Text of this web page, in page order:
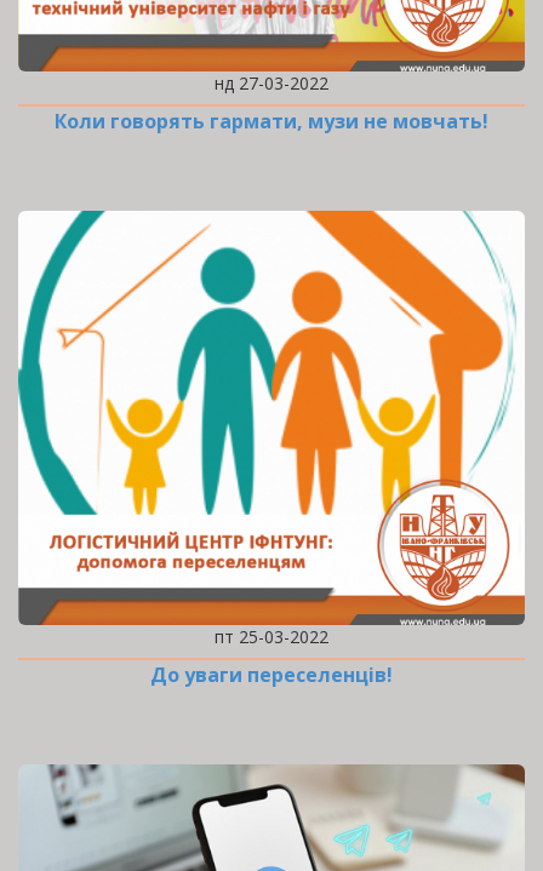
нд 27-03-2022
Коли говорять гармати, музи не мовчать!
пт 25-03-2022
До уваги переселенців!